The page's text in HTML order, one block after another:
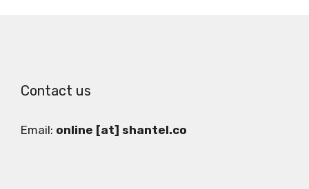
Contact us
Email: online [at] shantel.co